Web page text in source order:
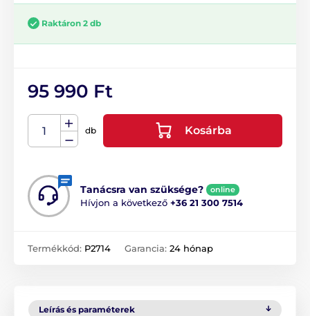
Raktáron 2 db
95 990 Ft
db Kosárba
Tanácsra van szüksége? online
Hívjon a következő +36 21 300 7514
Termékkód: P2714 Garancia: 24 hónap
Leírás és paraméterek